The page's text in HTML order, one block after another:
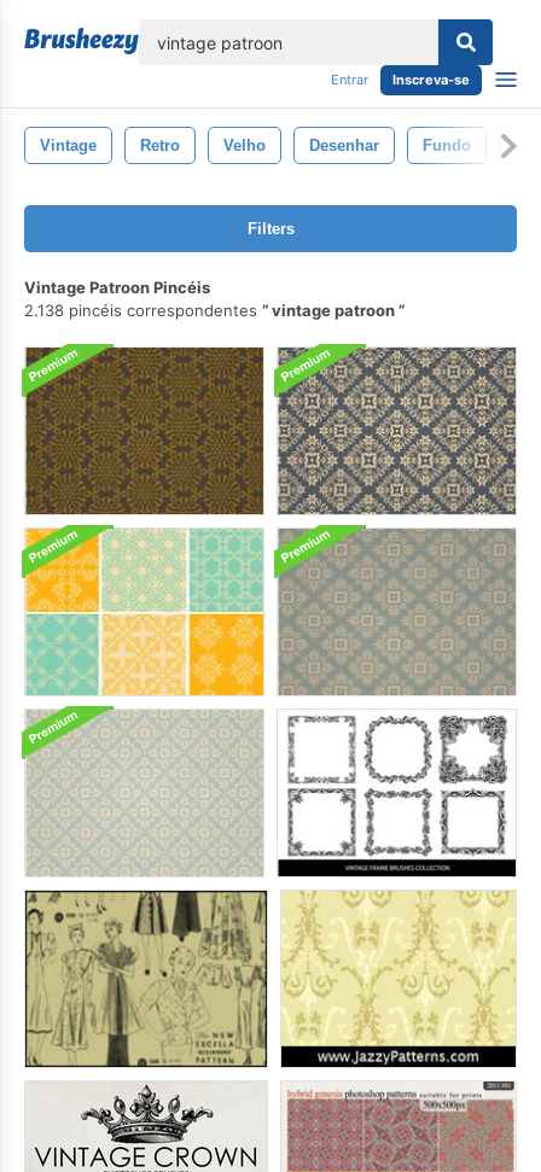
Entrar Inscreva-se
Vintage Retro Velho Desenhar Fundo
Filters
Vintage Patroon Pincéis
2.138 pincéis correspondentes
vintage patroon